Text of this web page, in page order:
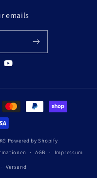
emails
YouTube
Powered by Shopify
AGB Impressum
Versand